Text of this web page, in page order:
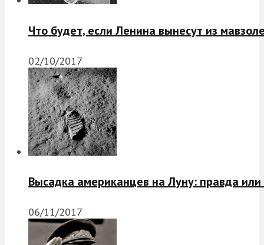
Что будет, если Ленина вынесут из
02/10/2017
Высадка американцев на Луну: правда
06/11/2017